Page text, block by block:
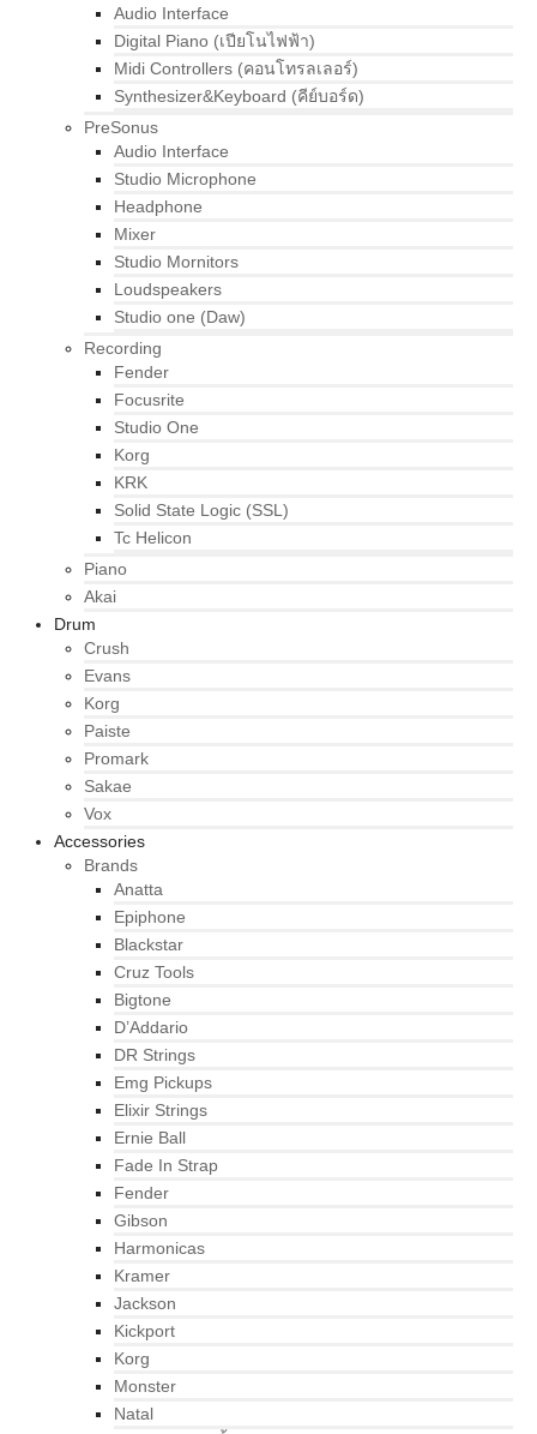
Audio Interface
Digital Piano (เปียโนไฟฟ้า)
Midi Controllers (คอนโทรลเลอร์)
Synthesizer&Keyboard (คีย์บอร์ด)
PreSonus
Audio Interface
Studio Microphone
Headphone
Mixer
Studio Mornitors
Loudspeakers
Studio one (Daw)
Recording
Fender
Focusrite
Studio One
Korg
KRK
Solid State Logic (SSL)
Tc Helicon
Piano
Akai
Drum
Crush
Evans
Korg
Paiste
Promark
Sakae
Vox
Accessories
Brands
Anatta
Epiphone
Blackstar
Cruz Tools
Bigtone
D’Addario
DR Strings
Emg Pickups
Elixir Strings
Ernie Ball
Fade In Strap
Fender
Gibson
Harmonicas
Kramer
Jackson
Kickport
Korg
Monster
Natal